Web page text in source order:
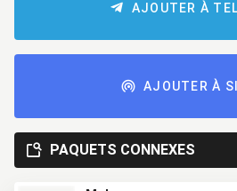
AJOUTER À
AJOUTER À
PAQUETS CONNEXES